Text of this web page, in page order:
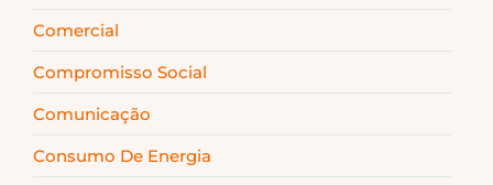
Comercial
Compromisso Social
Comunicação
Consumo De Energia